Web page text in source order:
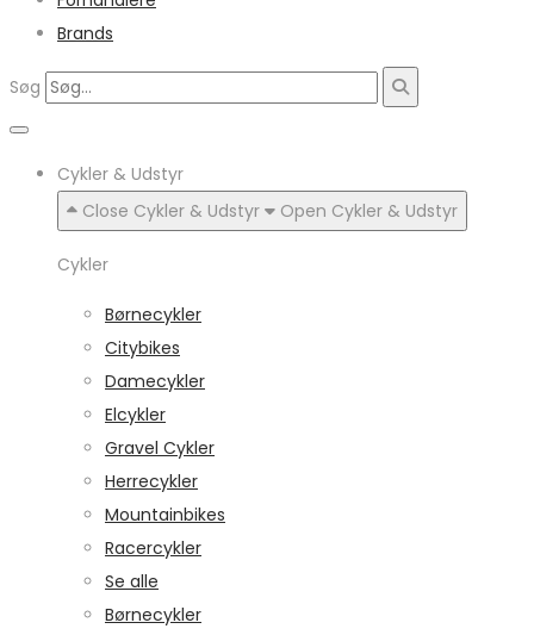
Brands
Søg
Cykler & Udstyr
Close Cykler & Udstyr
Open Cykler & Udstyr
Cykler
Børnecykler
Citybikes
Damecykler
Elcykler
Gravel Cykler
Herrecykler
Mountainbikes
Racercykler
Se alle
Børnecykler